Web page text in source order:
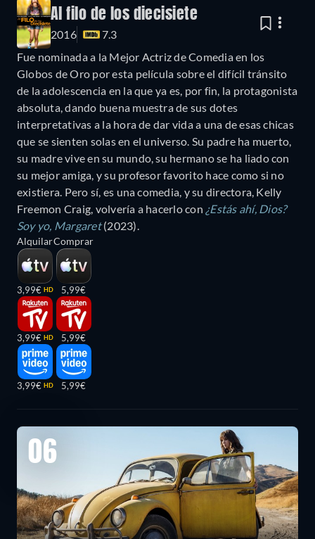
Al filo de los diecisiete
2016
7.3
Fue nominada a la Mejor Actriz de Comedia en los
Globos de Oro por esta película sobre el difícil tránsito
de la adolescencia en la que ya es, por fin, la protagonista
absoluta, dando buena muestra de sus dotes
interpretativas a la hora de dar vida a una de esas chicas
que se sienten solas en el universo. Su padre ha muerto,
su madre vive en su mundo, su hermano se ha liado con
su mejor amiga, y su profesor favorito hace como si no
existiera. Pero sí, es una comedia, y su directora, Kelly
Freemon Craig, volvería a hacerlo con ¿Estás ahí, Dios?
Soy yo, Margaret(2023).
Alquilar
3,99€ HD
3,99€ HD
3,99€ HD
Comprar
5,99€
5,99€
5,99€
06